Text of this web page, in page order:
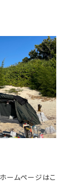
ホームページはこ